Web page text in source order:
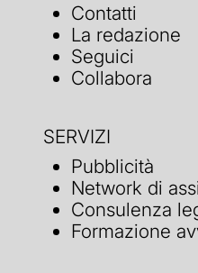
Contatti
La redazione
Seguici
Collabora
SERVIZI
Pubblicità
Network di
Consulenza
Formazione